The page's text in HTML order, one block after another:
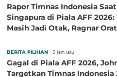
Rapor Timnas Indonesia
Singapura di Piala AFF 2026:
Masih Jadi Otak, Ragnar
BERITA PILIHAN 5 jam lalu
Gagal di Piala AFF 2026,
Targetkan Timnas Indonesia